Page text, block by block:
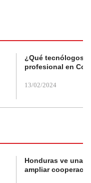
¿Qué tecnólogos
profesional en
13/02/2024
Honduras ve una
ampliar